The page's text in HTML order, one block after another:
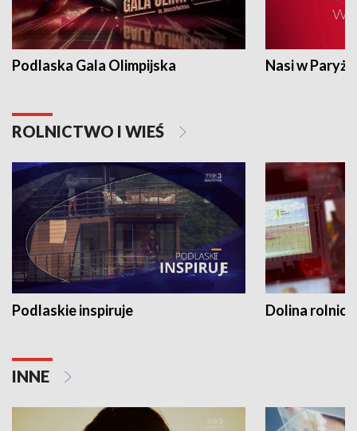
Podlaska Gala Olimpijska Nasi w Paryżu
ROLNICTWO I WIEŚ
Podlaskie inspiruje Dolina
INNE